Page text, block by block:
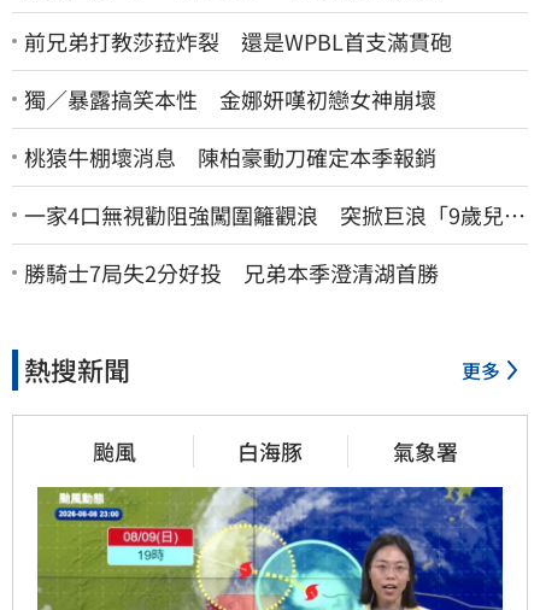
前兄弟打教莎菈炸裂 還是WPBL首支滿貫砲
獨／暴露搞笑本性 金娜妍嘆初戀女神崩壞
桃猿牛棚壞消息 陳柏豪動刀確定本季報銷
一家4口無視勸阻強闖圍籬觀浪 突掀巨浪「9歲兒當
場遭捲入海」
勝騎士7局失2分好投 兄弟本季澄清湖首勝
熱搜新聞 更多
颱風 白海豚 氣象署